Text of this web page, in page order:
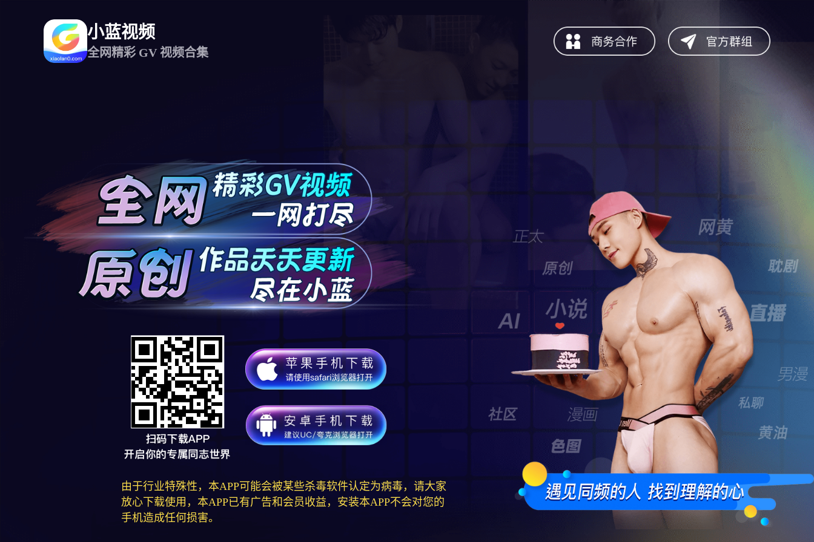
小蓝视频
全网精彩 GV 视频合集
由于行业特殊性，本APP可能会被某些杀毒软件认定为病毒，请大家
放心下载使用，本APP已有广告和会员收益，安装本APP不会对您的
手机造成任何损害。